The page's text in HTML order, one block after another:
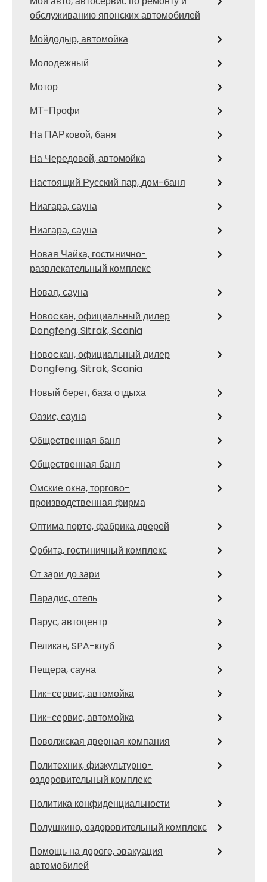
обслуживанию японских автомобилей
Мойдодыр, автомойка
Молодежный
Мотор
МТ-Профи
На ПАРковой, баня
На Чередовой, автомойка
Настоящий Русский пар, дом-баня
Ниагара, сауна
Ниагара, сауна
Новая Чайка, гостинично-
развлекательный комплекс
Новая, сауна
Новоcкан, официальный дилер
Dongfeng, Sitrak, Scania
Новоcкан, официальный дилер
Dongfeng, Sitrak, Scania
Новый берег, база отдыха
Оазис, сауна
Общественная баня
Общественная баня
Омские окна, торгово-
производственная фирма
Оптима порте, фабрика дверей
Орбита, гостиничный комплекс
От зари до зари
Парадис, отель
Парус, автоцентр
Пеликан, SPA-клуб
Пещера, сауна
Пик-сервис, автомойка
Пик-сервис, автомойка
Поволжская дверная компания
Политехник, физкультурно-
оздоровительный комплекс
Политика конфиденциальности
Полушкино, оздоровительный комплекс
Помощь на дороге, эвакуация
автомобилей